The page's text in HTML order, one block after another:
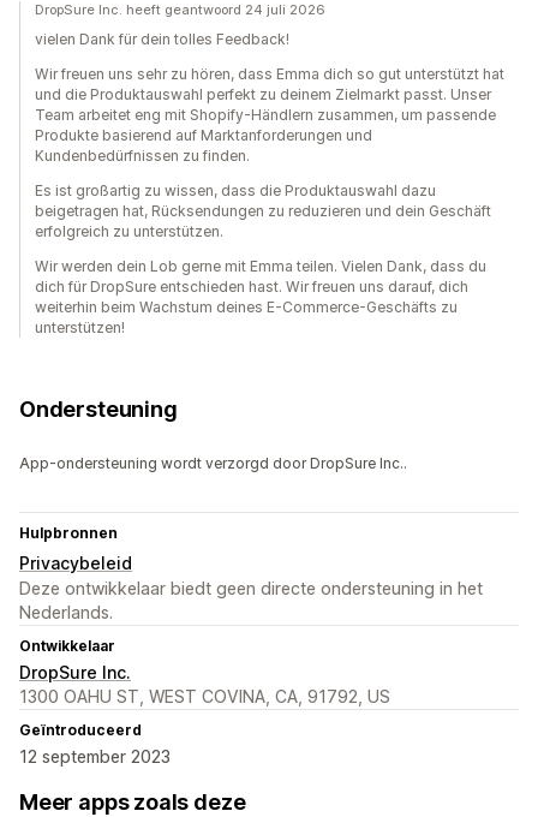
DropSure Inc. heeft geantwoord 24 juli 2026
vielen Dank für dein tolles Feedback!
Wir freuen uns sehr zu hören, dass Emma dich so gut unterstützt hat
und die Produktauswahl perfekt zu deinem Zielmarkt passt. Unser
Team arbeitet eng mit Shopify-Händlern zusammen, um passende
Produkte basierend auf Marktanforderungen und
Kundenbedürfnissen zu finden.
Es ist großartig zu wissen, dass die Produktauswahl dazu
beigetragen hat, Rücksendungen zu reduzieren und dein Geschäft
erfolgreich zu unterstützen.
Wir werden dein Lob gerne mit Emma teilen. Vielen Dank, dass du
dich für DropSure entschieden hast. Wir freuen uns darauf, dich
weiterhin beim Wachstum deines E-Commerce-Geschäfts zu
unterstützen!
Ondersteuning
App-ondersteuning wordt verzorgd door DropSure Inc..
Hulpbronnen
Privacybeleid
Deze ontwikkelaar biedt geen directe ondersteuning in het
Nederlands.
Ontwikkelaar
DropSure Inc.
1300 OAHU ST, WEST COVINA, CA, 91792, US
Geïntroduceerd
12 september 2023
Meer apps zoals deze